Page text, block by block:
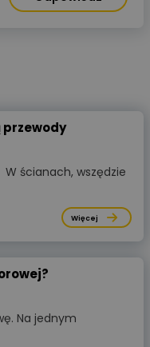
przewody
W ścianach, wszędzie
Więcej
Na jednym